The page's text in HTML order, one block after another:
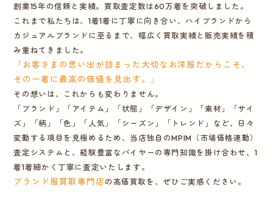
創業15年の信頼と実績。買取査定数は60万着を突破しました。
これまで私たちは、1着1着に丁寧に向き合い、ハイブランドから
カジュアルブランドに至るまで、幅広く買取実績と販売実績を積
み重ねてきました。
「お客さまの思い出が詰まった大切なお洋服だからこそ、
その一着に最高の価値を見出す。」
その想いは、これからも変わりません。
「ブランド」「アイテム」「状態」「デザイン」「素材」「サイ
ズ」「柄」「色」「人気」「シーズン」「トレンド」など、日々
変動する項目を見極めるため、当店独自のMPIM（市場価格連動）
査定システムと、経験豊富なバイヤーの専門知識を掛け合わせ、1
着1着細かく丁寧に査定いたします。
ブランド服買取専門店の高価買取を、ぜひご実感ください。